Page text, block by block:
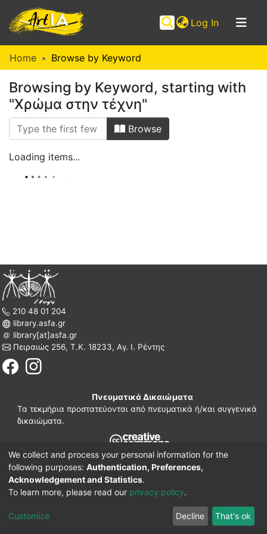
Log In (current)
Communities
&
Collections
Browse ArtIA
Home Browse by Keyword
Browsing by Keyword, starting with
"Χρώμα στην τέχνη"
Browse
Loading items...
210 48 01 204
library.asfa.gr
library[at]asfa.gr
Πειραιώς 256, Τ.Κ. 18233, Αγ. Ι. Ρέντης
Πνευματικά Δικαιώματα
Τα τεκμήρια προστατεύονται από πνευματικά ή/και συγγενικά
δικαιώματα.
210 38 97 109
www.asfa.gr
Πατησίων 42, Τ.Κ. 10682, Αθήνα
DSpace software Implementation ELiDOC
We collect and process your personal information for the
following purposes: Authentication, Preferences,
Acknowledgement and Statistics.
To learn more, please read our privacy policy.
Customize Decline That's ok